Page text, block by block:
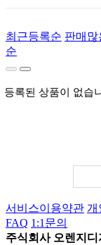
최근등록순 판매많
순
등록된 상품이 없습
서비스이용약관 개
FAQ 1:1문의
주식회사 오렌지디